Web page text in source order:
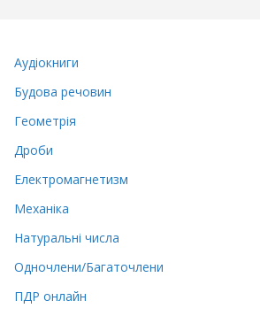
Аудіокниги
Будова речовин
Геометрія
Дроби
Електромагнетизм
Механіка
Натуральні числа
Одночлени/Багаточлени
ПДР онлайн